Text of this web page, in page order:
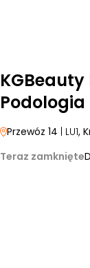
Podologia
Przewóz 14 | LU1,
Teraz zamknięte